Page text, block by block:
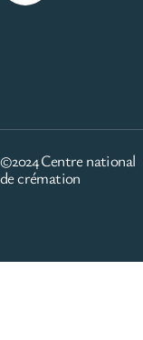
©2024 Centre national
de crémation